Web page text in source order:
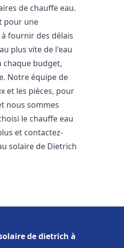
de chauffe eau.
pour une
fournir des délais
plus vite de l'eau
chaque budget,
Notre équipe de
et les pièces, pour
nous sommes
le chauffe eau
et contactez-
solaire de Dietrich
de dietrich à